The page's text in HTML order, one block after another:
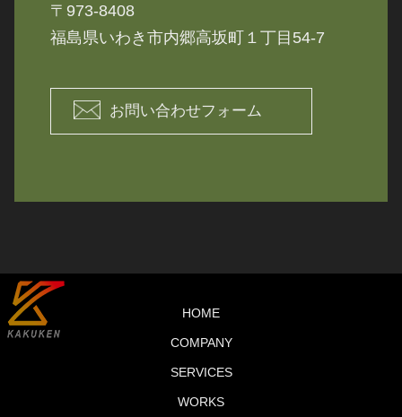
〒973-8408
福島県いわき市内郷高坂町１丁目54-7
お問い合わせフォーム
HOME
COMPANY
SERVICES
WORKS